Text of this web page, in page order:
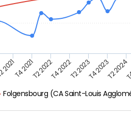
Folgensbourg (CA Saint-Louis
2021T4 2021T2 2022T4 2022T2 2023T4 2023T2 2024